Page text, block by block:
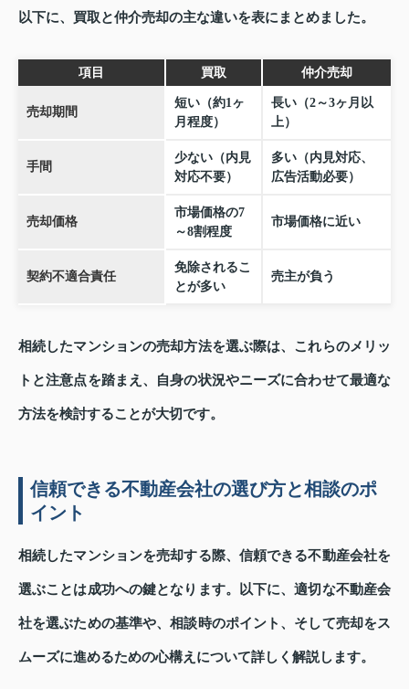
以下に、買取と仲介売却の主な違いを表にまとめました。
項目 買取 仲介売却
売却期間
短い（約1ヶ
月程度）
長い（2～3ヶ月以
上）
手間
少ない（内見
対応不要）
多い（内見対応、
広告活動必要）
売却価格
市場価格の7
～8割程度
市場価格に近い
契約不適合責任
免除されるこ
とが多い
売主が負う
相続したマンションの売却方法を選ぶ際は、これらのメリッ
トと注意点を踏まえ、自身の状況やニーズに合わせて最適な
方法を検討することが大切です。
信頼できる不動産会社の選び方と相談のポ
イント
相続したマンションを売却する際、信頼できる不動産会社を
選ぶことは成功への鍵となります。以下に、適切な不動産会
社を選ぶための基準や、相談時のポイント、そして売却をス
ムーズに進めるための心構えについて詳しく解説します。